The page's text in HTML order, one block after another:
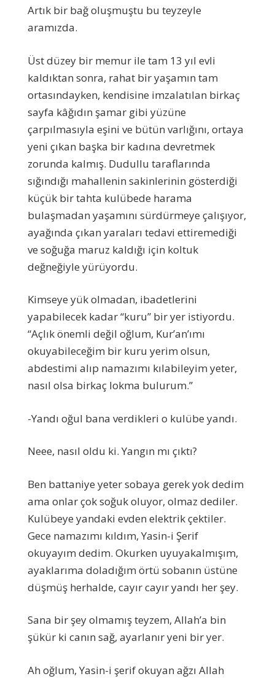
Artık bir bağ oluşmuştu bu teyzeyle
aramızda.
Üst düzey bir memur ile tam 13 yıl evli
kaldıktan sonra, rahat bir yaşamın tam
ortasındayken, kendisine imzalatılan birkaç
sayfa kâğıdın şamar gibi yüzüne
çarpılmasıyla eşini ve bütün varlığını, ortaya
yeni çıkan başka bir kadına devretmek
zorunda kalmış. Dudullu taraflarında
sığındığı mahallenin sakinlerinin gösterdiği
küçük bir tahta kulübede harama
bulaşmadan yaşamını sürdürmeye çalışıyor,
ayağında çıkan yaraları tedavi ettiremediği
ve soğuğa maruz kaldığı için koltuk
değneğiyle yürüyordu.
Kimseye yük olmadan, ibadetlerini
yapabilecek kadar “kuru” bir yer istiyordu.
“Açlık önemli değil oğlum, Kur’an’ımı
okuyabileceğim bir kuru yerim olsun,
abdestimi alıp namazımı kılabileyim yeter,
nasıl olsa birkaç lokma bulurum.”
-Yandı oğul bana verdikleri o kulübe yandı.
Neee, nasıl oldu ki. Yangın mı çıktı?
Ben battaniye yeter sobaya gerek yok dedim
ama onlar çok soğuk oluyor, olmaz dediler.
Kulübeye yandaki evden elektrik çektiler.
Gece namazımı kıldım, Yasin-i Şerif
okuyayım dedim. Okurken uyuyakalmışım,
ayaklarıma doladığım örtü sobanın üstüne
düşmüş herhalde, cayır cayır yandı her şey.
Sana bir şey olmamış teyzem, Allah’a bin
şükür ki canın sağ, ayarlanır yeni bir yer.
Ah oğlum, Yasin-i şerif okuyan ağzı Allah